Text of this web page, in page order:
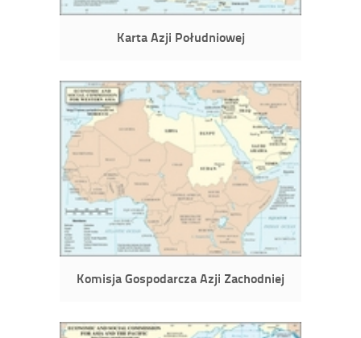
Karta Azji Południowej
Komisja Gospodarcza Azji Zachodniej